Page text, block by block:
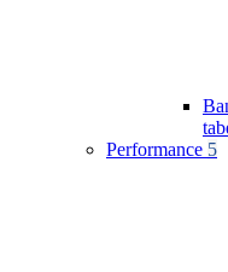
Performance 5